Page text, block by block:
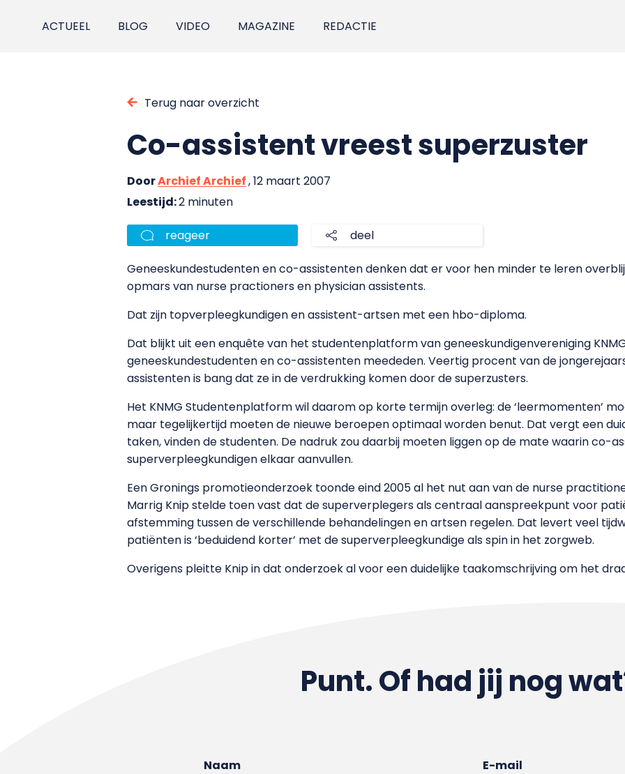
ACTUEEL BLOG VIDEO MAGAZINE REDACTIE
Terug naar overzicht
Co-assistent vreest superzuster
DoorArchief Archief, 12 maart 2007
Leestijd:2 minuten
reageer deel
Geneeskundestudenten en co-assistenten denken dat er voor hen minder te leren
opmars van nurse practioners en physician assistents.
Dat zijn topverpleegkundigen en assistent-artsen met een hbo-diploma.
Dat blijkt uit een enquête van het studentenplatform van geneeskundigenvereniging
geneeskundestudenten en co-assistenten meededen. Veertig procent van de
assistenten is bang dat ze in de verdrukking komen door de superzusters.
Het KNMG Studentenplatform wil daarom op korte termijn overleg: de ‘leermomenten’
maar tegelijkertijd moeten de nieuwe beroepen optimaal worden benut. Dat vergt een
taken, vinden de studenten. De nadruk zou daarbij moeten liggen op de mate waarin co-
superverpleegkundigen elkaar aanvullen.
Een Gronings promotieonderzoek toonde eind 2005 al het nut aan van de nurse
Marrig Knip stelde toen vast dat de superverplegers als centraal aanspreekpunt voor
afstemming tussen de verschillende behandelingen en artsen regelen. Dat levert veel
patiënten is ‘beduidend korter’ met de superverpleegkundige als spin in het zorgweb.
Overigens pleitte Knip in dat onderzoek al voor een duidelijke taakomschrijving om het
Punt. Of had jij nog
Naam E-mail